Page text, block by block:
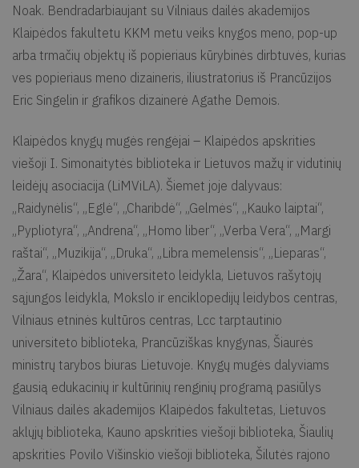
Noak. Bendradarbiaujant su Vilniaus dailės akademijos
Klaipėdos fakultetu KKM metu veiks knygos meno, pop-up
arba trmačių objektų iš popieriaus kūrybinės dirbtuvės, kurias
ves popieriaus meno dizaineris, iliustratorius iš Prancūzijos
Eric Singelin ir grafikos dizainerė Agathe Demois.
Klaipėdos knygų mugės rengėjai – Klaipėdos apskrities
viešoji I. Simonaitytės biblioteka ir Lietuvos mažų ir vidutinių
leidėjų asociacija (LiMViLA). Šiemet joje dalyvaus:
„Raidynėlis“, „Eglė“, „Charibdė“, „Gelmės“, „Kauko laiptai“,
„Pypliotyra“, „Andrena“, „Homo liber“, „Verba Vera“, „Margi
raštai“, „Muzikija“, „Druka“, „Libra memelensis“, „Lieparas“,
„Žara“, Klaipėdos universiteto leidykla, Lietuvos rašytojų
sąjungos leidykla, Mokslo ir enciklopedijų leidybos centras,
Vilniaus etninės kultūros centras, Lcc tarptautinio
universiteto biblioteka, Prancūziškas knygynas, Šiaurės
ministrų tarybos biuras Lietuvoje. Knygų mugės dalyviams
gausią edukacinių ir kultūrinių renginių programą pasiūlys
Vilniaus dailės akademijos Klaipėdos fakultetas, Lietuvos
aklųjų biblioteka, Kauno apskrities viešoji biblioteka, Šiaulių
apskrities Povilo Višinskio viešoji biblioteka, Šilutės rajono